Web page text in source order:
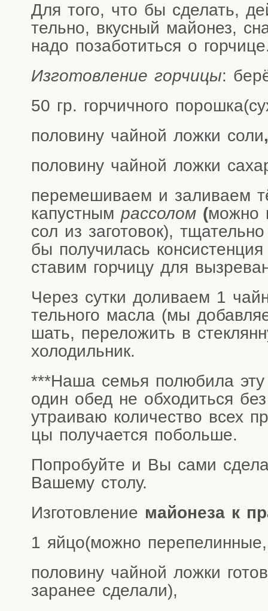
Для того, что бы сде­лать,
тель­но, вкус­ный май­о­нез,
надо поза­бо­тить­ся о
Изго­тов­ле­ние гор­чи­цы:
50 гр. гор­чич­но­го
поло­ви­ну чай­ной лож­ки соли,
поло­ви­ну чай­ной лож­ки
пере­ме­ши­ва­ем и зали­ва­ем
капуст­ным рас­со­лом (мож­но
сол из заго­то­вок),
бы полу­чи­лась
ста­вим гор­чи­цу для
Через сут­ки доли­ва­ем 1
тель­но­го мас­ла (мы
шать, пере­ло­жить в
холодильник.
***Наша семья полю­би­ла
один обед не обхо­дить­ся
утра­и­ваю коли­че­ство всех
цы полу­ча­ет­ся побольше.
Попро­буй­те и Вы сами
Ваше­му столу.
Изго­тов­ле­ние май­о­не­за к
1 яйцо(можно
поло­ви­ну чай­ной лож­ки
зара­нее сделали),